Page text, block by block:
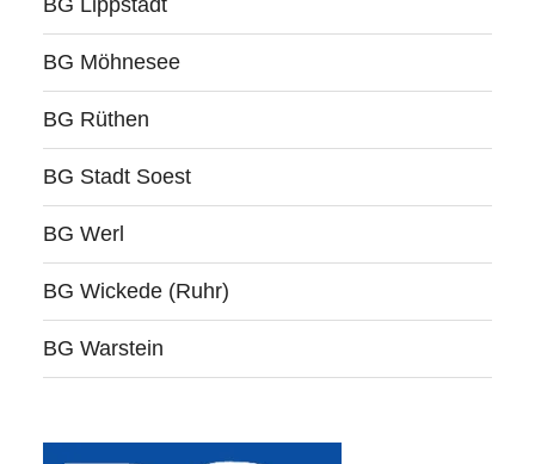
BG Lippstadt
BG Möhnesee
BG Rüthen
BG Stadt Soest
BG Werl
BG Wickede (Ruhr)
BG Warstein